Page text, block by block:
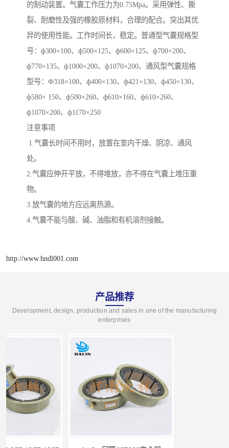
的制动装置。气囊工作压力为0.75Mpa。采用弹性、撕
裂、耐磨性及强的橡胶原材料，合理的配合。突出其优
异的使用性能。工作时间长，稳定。普通型气囊规格型
号：ф300×100、ф500×125、ф600×125、ф700×200、
ф770×135、ф1000×200、ф1070×200、通风型气囊规格
型号：Ф318×100、ф400×130、ф421×130、ф450×130、
ф580× 150、ф500×260、ф610×160、ф610×260、
ф1070×200、ф1170×250
注意事项
1.气囊长时间不用时，放置在室内干燥、阴凉、通风
处。
2.气囊应伸开平放，不得堆放，亦不得在气囊上堆压重
物。
3.放气囊的地方应远离热源。
4.气囊不能与酸、碱、油脂和有机溶剂接触。
http://www.hndl001.com
产品推荐
Development, design, production and sales in one of the manufacturing
enterprises